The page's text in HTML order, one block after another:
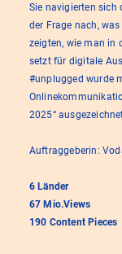
Sie navigierten sich
der Frage nach,
zeigten, wie man in
setzt für digitale
#unplugged wurde
2025“
Auftraggeberin:
6 Länder
67 Mio.Views
190 Content Pieces